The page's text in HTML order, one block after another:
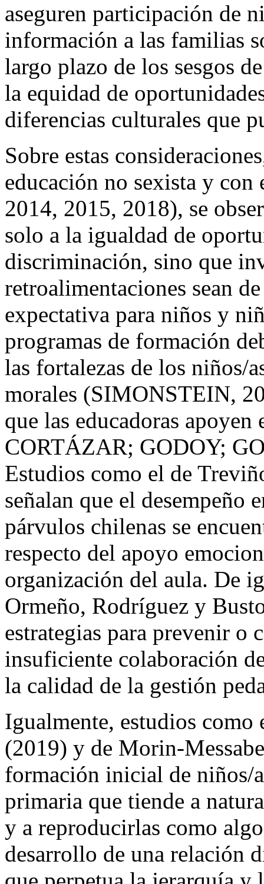
aseguren participación de
información a las familias
largo plazo de los sesgos
la equidad de
diferencias culturales que
Sobre estas
educación no sexista y
2014, 2015, 2018), se
solo a la igualdad de
discriminación, sino que
retroalimentaciones sean
expectativa para niños y
programas de formación
las fortalezas de los niños/
morales (SIMONSTEIN,
que las educadoras
CORTÁZAR; GODOY;
Estudios como el de
señalan que el desempeño
párvulos chilenas se
respecto del apoyo
organización del aula. De
Ormeño, Rodríguez y
estrategias para prevenir
insuficiente colaboración
la calidad de la gestión
Igualmente, estudios
(2019) y de Morin-
formación inicial de niños/
primaria que tiende a
y a reproducirlas como
desarrollo de una relación